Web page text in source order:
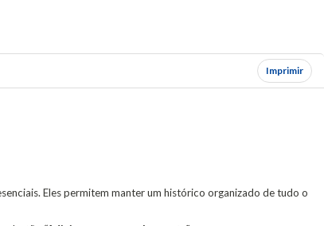
Imprimir
Eles permitem manter um histórico organizado de tudo o